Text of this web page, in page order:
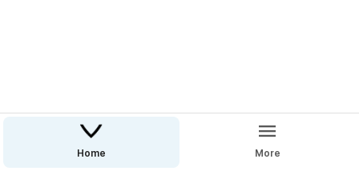
Home More